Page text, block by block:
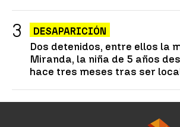
DESAPARICIÓN
Dos detenidos, entre ellos la
Miranda, la niña de 5 años
hace tres meses tras ser